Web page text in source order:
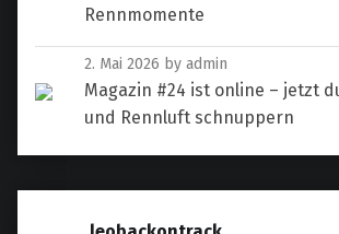
Rennmomente
2. Mai 2026 by admin
Magazin #24 ist online – jetzt
und Rennluft schnuppern